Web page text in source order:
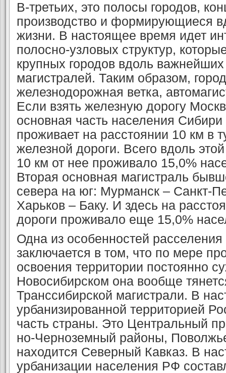
В-третьих, это полосы городов,
производство и формирующиеся
жизни. В настоящее время идет
полосно-узловых структур,
крупных городов вдоль
магистралей. Таким образом,
железнодорожная ветка,
Если взять железную дорогу
основная часть населения
проживает на расстоянии 10 км в
железной дороги. Всего вдоль
10 км от нее проживало 15,0%
Вторая основная магистраль
севера на юг: Мурманск – Санкт-
Харьков – Баку. И здесь на
дороги проживало еще 15,0%
Одна из особенностей
заключается в том, что по мере
освоения территории постоянно
Новосибирском она вообще
Транссибирской магистрали. В
урбанизированной территорией
часть страны. Это Центральный
но-Черноземный районы,
находится Северный Кавказ. В
урбанизации населения РФ